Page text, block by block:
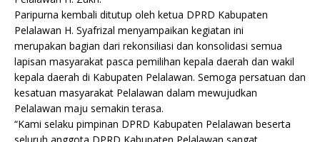
Paripurna kembali ditutup oleh ketua DPRD Kabupaten
Pelalawan H. Syafrizal menyampaikan kegiatan ini
merupakan bagian dari rekonsiliasi dan konsolidasi semua
lapisan masyarakat pasca pemilihan kepala daerah dan wakil
kepala daerah di Kabupaten Pelalawan. Semoga persatuan dan
kesatuan masyarakat Pelalawan dalam mewujudkan
Pelalawan maju semakin terasa.
“Kami selaku pimpinan DPRD Kabupaten Pelalawan beserta